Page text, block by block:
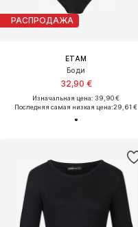
РАСПРОДАЖА
ETAM
Боди
32,90 €
Изначальная цена: 39,90 €
Последняя самая низкая цена:29,61 €